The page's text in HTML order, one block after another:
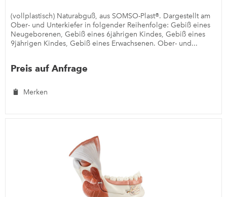
(vollplastisch) Naturabguß, aus SOMSO-Plast®. Dargestellt am
Ober- und Unterkiefer in folgender Reihenfolge: Gebiß eines
Neugeborenen, Gebiß eines 6jährigen Kindes, Gebiß eines
9jährigen Kindes, Gebiß eines Erwachsenen. Ober- und...
Preis auf Anfrage
Merken